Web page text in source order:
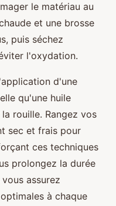
le matériau au
et une brosse
puis séchez
l'oxydation.
d'une
qu'une huile
rouille. Rangez vos
sec et frais pour
ces techniques
prolongez la durée
assurez
à chaque